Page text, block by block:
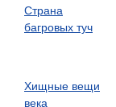
Страна
багровых туч
Хищные вещи
века